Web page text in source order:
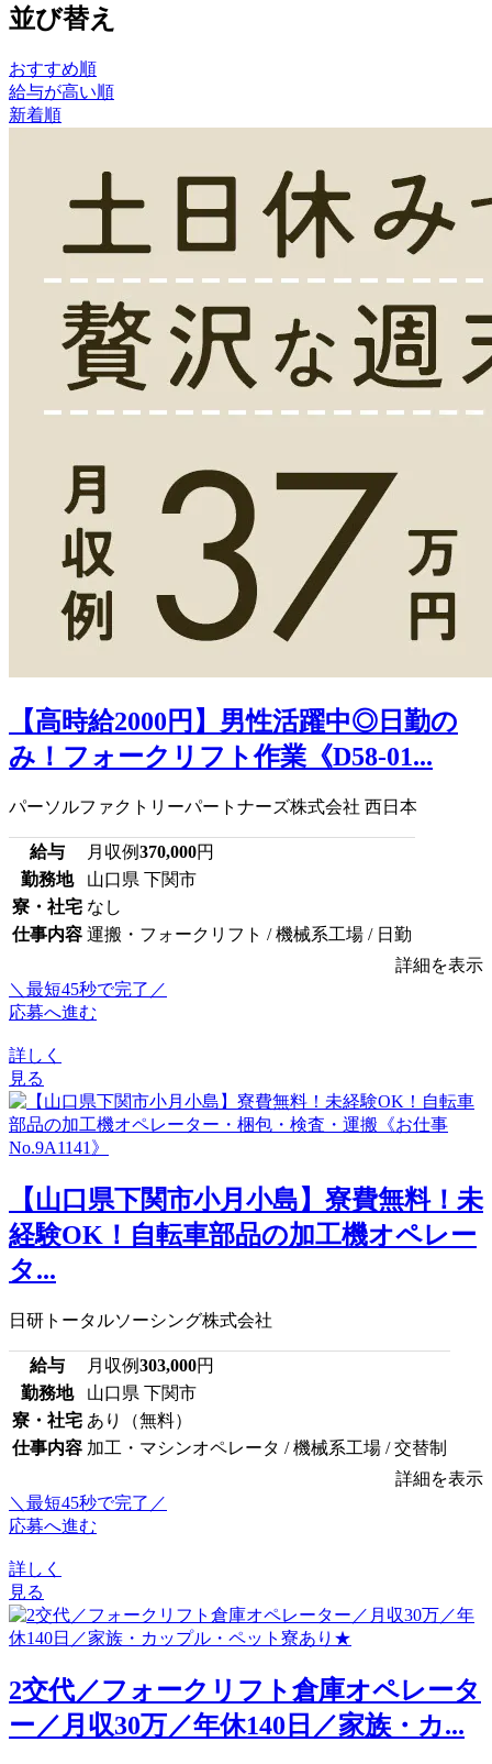
並び替え
おすすめ順
給与が高い順
新着順
【高時給2000円】男性活躍中◎日勤の
み！フォークリフト作業《D58-01...
パーソルファクトリーパートナーズ株式会社 西日本
給与 月収例370,000円
勤務地
山口県 下関市
寮・社宅 なし
仕事内容 運搬・フォークリフト / 機械系工場 / 日勤
詳細を表示
＼最短45秒で完了／
応募へ進む
詳しく
見る
【山口県下関市小月小島】寮費無料！未
経験OK！自転車部品の加工機オペレー
タ...
日研トータルソーシング株式会社
給与 月収例303,000円
勤務地
山口県 下関市
寮・社宅 あり（無料）
仕事内容 加工・マシンオペレータ / 機械系工場 / 交替制
詳細を表示
＼最短45秒で完了／
応募へ進む
詳しく
見る
2交代／フォークリフト倉庫オペレータ
ー／月収30万／年休140日／家族・カ...